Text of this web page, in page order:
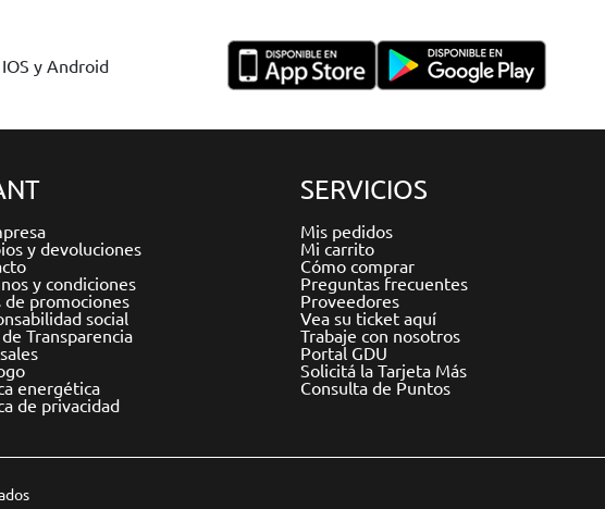
y Android
y devoluciones
y condiciones
de promociones
social
Transparencia
energética
de privacidad
SERVICIOS
Mis pedidos
Mi carrito
Cómo comprar
Preguntas frecuentes
Proveedores
Vea su ticket aquí
Trabaje con nosotros
Portal GDU
Solicitá la Tarjeta Más
Consulta de Puntos